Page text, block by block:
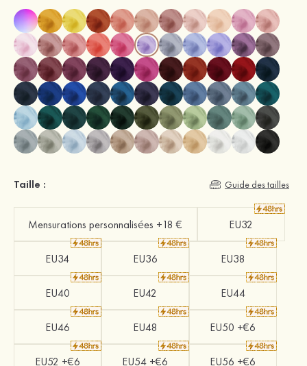
Taille : Guide des tailles
Mensurations personnalisées +18 € EU32
EU34 EU36 EU38
EU40 EU42 EU44
EU46 EU48 EU50 +€6
EU52 +€6 EU54 +€6 EU56 +€6